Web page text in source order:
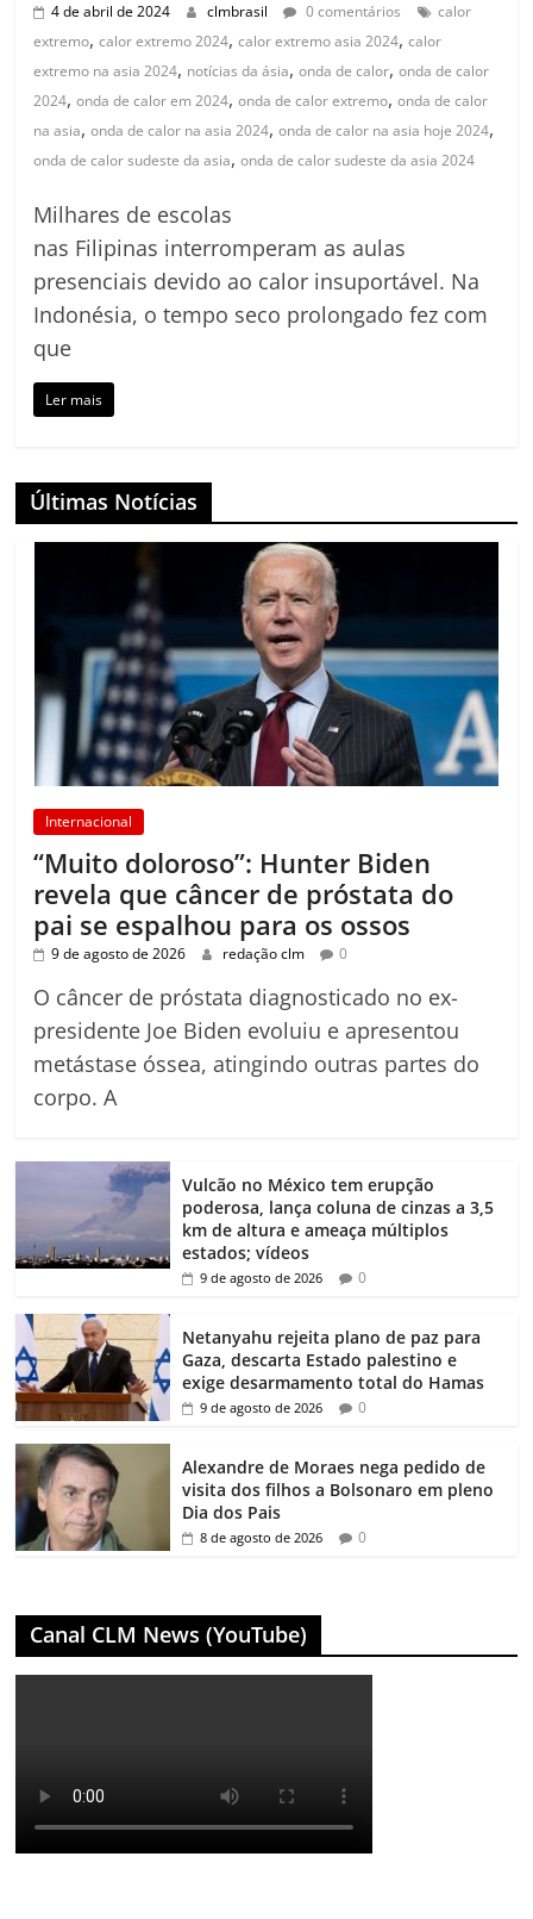
4 de abril de 2024 clmbrasil 0 comentários
calor
extremo,calor extremo 2024,calor extremo asia 2024,calor
extremo na asia 2024, notícias da ásia,onda de calor,onda de calor
2024,onda de calor em 2024,onda de calor extremo,onda de calor
na asia,onda de calor na asia 2024,onda de calor na asia hoje 2024,
onda de calor sudeste da asia,onda de calor sudeste da asia 2024
Milhares de escolas
nas Filipinas interromperam as aulas
presenciais devido ao calor insuportável. Na
Indonésia, o tempo seco prolongado fez com
que
Ler mais
Últimas Notícias
Internacional
“Muito doloroso”: Hunter Biden
revela que câncer de próstata do
pai se espalhou para os ossos
9 de agosto de 2026 redação clm 0
O câncer de próstata diagnosticado no ex-
presidente Joe Biden evoluiu e apresentou
metástase óssea, atingindo outras partes do
corpo. A
Vulcão no México tem erupção
poderosa, lança coluna de cinzas a 3,5
km de altura e ameaça múltiplos
estados; vídeos
9 de agosto de 2026 0
Netanyahu rejeita plano de paz para
Gaza, descarta Estado palestino e
exige desarmamento total do Hamas
9 de agosto de 2026 0
Alexandre de Moraes nega pedido de
visita dos filhos a Bolsonaro em pleno
Dia dos Pais
8 de agosto de 2026 0
Canal CLM News (YouTube)